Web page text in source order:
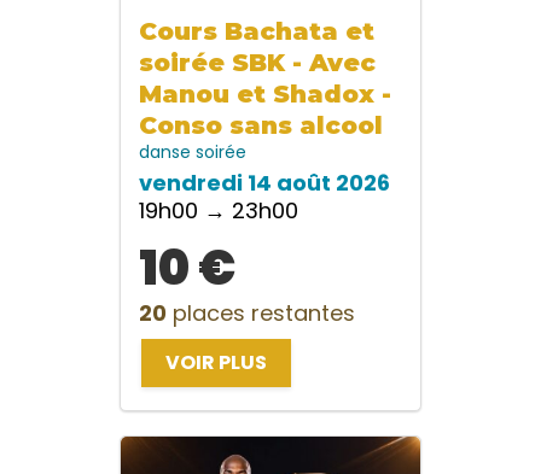
Cours Bachata et
soirée SBK - Avec
Manou et Shadox -
Conso sans alcool
danse soirée
vendredi 14 août 2026
19h00 → 23h00
10 €
20 places restantes
VOIR PLUS